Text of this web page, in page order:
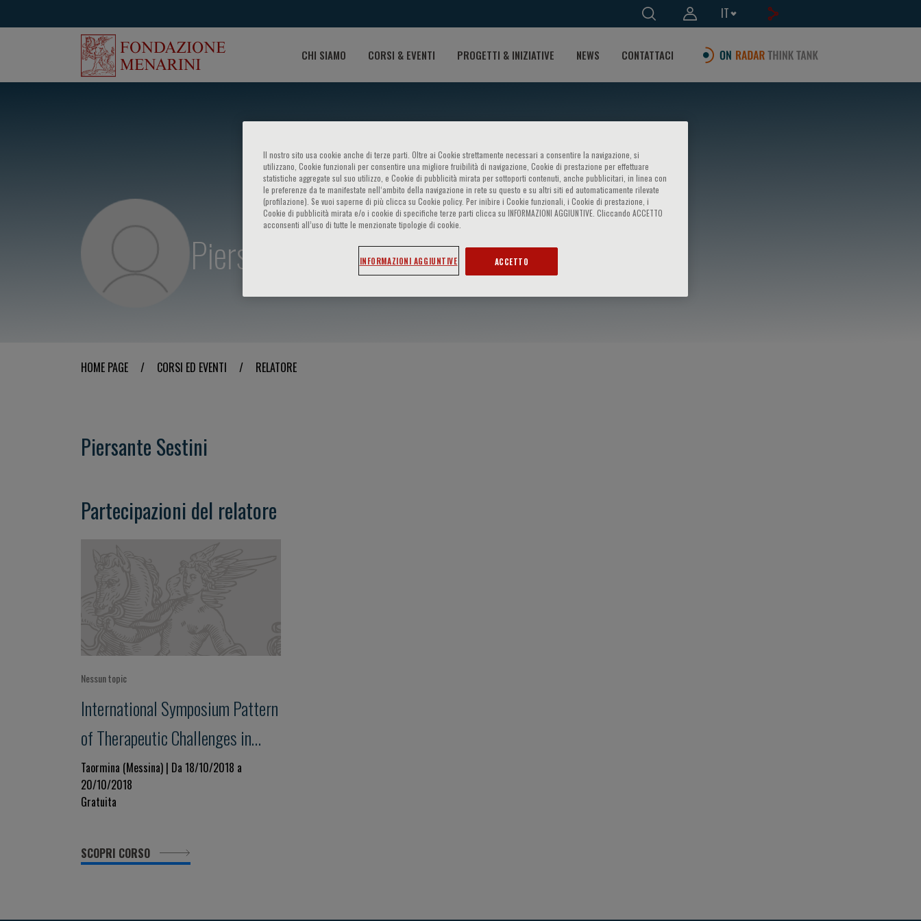
IT
CHI SIAMO CORSI & EVENTI PROGETTI & INIZIATIVE NEWS CONTATTACI
Piersante Sestini
HOME PAGE / CORSI ED EVENTI / RELATORE
Piersante Sestini
Partecipazioni del relatore
Nessun topic
International Symposium Pattern
of Therapeutic Challenges in
Pulmonology: A Template for the
Next Decade
Taormina (Messina) | Da 18/10/2018 a
20/10/2018
Gratuita
SCOPRI CORSO
Il nostro sito usa cookie anche di terze parti. Oltre ai Cookie strettamente necessari a consentire la navigazione, si
utilizzano, Cookie funzionali per consentire una migliore fruibilità di navigazione, Cookie di prestazione per effettuare
statistiche aggregate sul suo utilizzo, e Cookie di pubblicità mirata per sottoporti contenuti, anche pubblicitari, in linea con
le preferenze da te manifestate nell‘ambito della navigazione in rete su questo e su altri siti ed automaticamente rilevate
(profilazione). Se vuoi saperne di più clicca su Cookie policy. Per inibire i Cookie funzionali, i Cookie di prestazione, i
Cookie di pubblicità mirata e/o i cookie di specifiche terze parti clicca su INFORMAZIONI AGGIUNTIVE. Cliccando ACCETTO
acconsenti all’uso di tutte le menzionate tipologie di cookie.
INFORMAZIONI AGGIUNTIVE ACCETTO